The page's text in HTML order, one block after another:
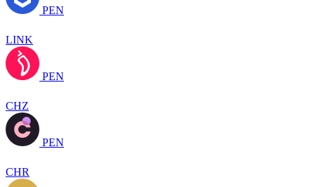
PEN
LINK
PEN
CHZ
PEN
CHR